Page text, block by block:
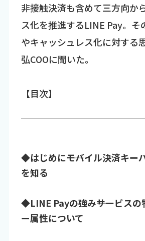
非接触決済も含めて三方向か
ス化を推進するLINE Pay。そ
やキャッシュレス化に対する
弘COOに聞いた。
【目次】
◆はじめに――モバイル決済キー
を知る
◆LINE Payの強み――サービス
ー属性について